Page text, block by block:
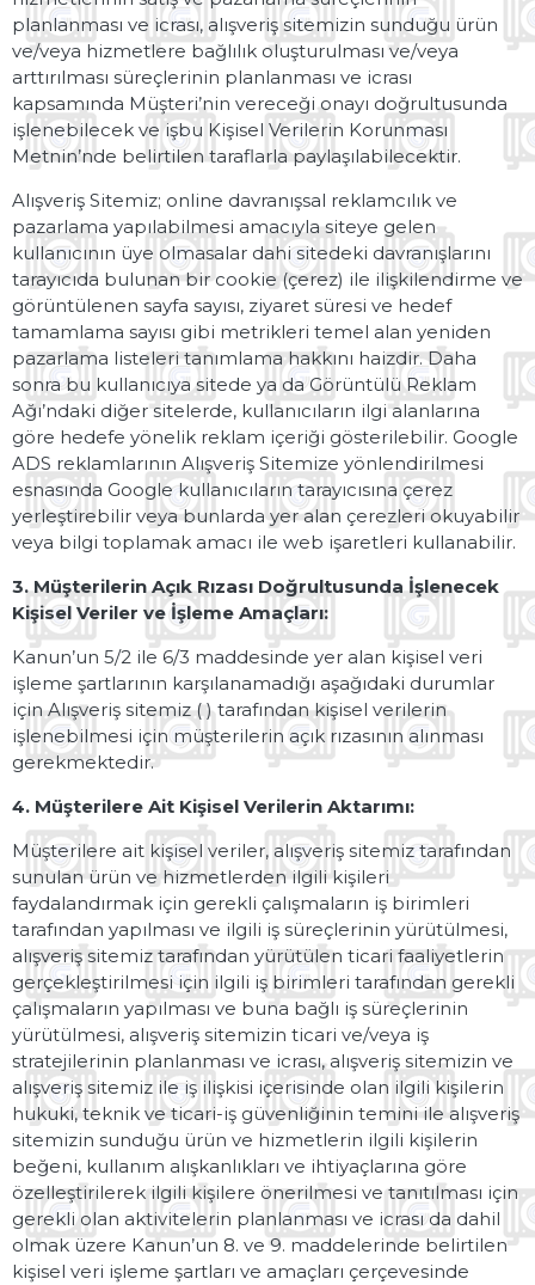
planlanması ve icrası, alışveriş sitemizin sunduğu ürün
ve/veya hizmetlere bağlılık oluşturulması ve/veya
arttırılması süreçlerinin planlanması ve icrası
kapsamında Müşteri’nin vereceği onayı doğrultusunda
işlenebilecek ve işbu Kişisel Verilerin Korunması
Metnin’nde belirtilen taraflarla paylaşılabilecektir.
Alışveriş Sitemiz; online davranışsal reklamcılık ve
pazarlama yapılabilmesi amacıyla siteye gelen
kullanıcının üye olmasalar dahi sitedeki davranışlarını
tarayıcıda bulunan bir cookie (çerez) ile ilişkilendirme ve
görüntülenen sayfa sayısı, ziyaret süresi ve hedef
tamamlama sayısı gibi metrikleri temel alan yeniden
pazarlama listeleri tanımlama hakkını haizdir. Daha
sonra bu kullanıcıya sitede ya da Görüntülü Reklam
Ağı’ndaki diğer sitelerde, kullanıcıların ilgi alanlarına
göre hedefe yönelik reklam içeriği gösterilebilir. Google
ADS reklamlarının Alışveriş Sitemize yönlendirilmesi
esnasında Google kullanıcıların tarayıcısına çerez
yerleştirebilir veya bunlarda yer alan çerezleri okuyabilir
veya bilgi toplamak amacı ile web işaretleri kullanabilir.
3. Müşterilerin Açık Rızası Doğrultusunda İşlenecek
Kişisel Veriler ve İşleme Amaçları:
Kanun’un 5/2 ile 6/3 maddesinde yer alan kişisel veri
işleme şartlarının karşılanamadığı aşağıdaki durumlar
için Alışveriş sitemiz ( ) tarafından kişisel verilerin
işlenebilmesi için müşterilerin açık rızasının alınması
gerekmektedir.
4. Müşterilere Ait Kişisel Verilerin Aktarımı:
Müşterilere ait kişisel veriler, alışveriş sitemiz tarafından
sunulan ürün ve hizmetlerden ilgili kişileri
faydalandırmak için gerekli çalışmaların iş birimleri
tarafından yapılması ve ilgili iş süreçlerinin yürütülmesi,
alışveriş sitemiz tarafından yürütülen ticari faaliyetlerin
gerçekleştirilmesi için ilgili iş birimleri tarafından gerekli
çalışmaların yapılması ve buna bağlı iş süreçlerinin
yürütülmesi, alışveriş sitemizin ticari ve/veya iş
stratejilerinin planlanması ve icrası, alışveriş sitemizin ve
alışveriş sitemiz ile iş ilişkisi içerisinde olan ilgili kişilerin
hukuki, teknik ve ticari-iş güvenliğinin temini ile alışveriş
sitemizin sunduğu ürün ve hizmetlerin ilgili kişilerin
beğeni, kullanım alışkanlıkları ve ihtiyaçlarına göre
özelleştirilerek ilgili kişilere önerilmesi ve tanıtılması için
gerekli olan aktivitelerin planlanması ve icrası da dahil
olmak üzere Kanun’un 8. ve 9. maddelerinde belirtilen
kişisel veri işleme şartları ve amaçları çerçevesinde